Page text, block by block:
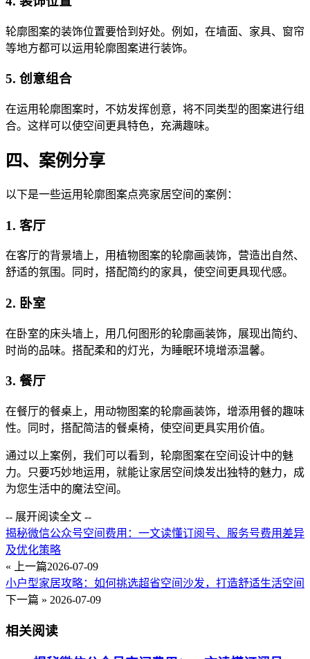
轮廓图案的装饰位置要恰到好处。例如，在墙面、家具、窗帘
等地方都可以运用轮廓图案进行装饰。
5. 创意组合
在运用轮廓图案时，不妨发挥创意，将不同类型的图案进行组
合。这样可以使空间更具特色，充满趣味。
四、案例分享
以下是一些运用轮廓图案点亮家居空间的案例：
1. 客厅
在客厅的背景墙上，用植物图案的轮廓画装饰，营造出自然、
舒适的氛围。同时，搭配简约的家具，使空间更具现代感。
2. 卧室
在卧室的床头墙上，用几何图形的轮廓画装饰，展现出简约、
时尚的品味。搭配柔和的灯光，为睡眠环境增添温馨。
3. 餐厅
在餐厅的餐桌上，用动物图案的轮廓画装饰，增添用餐的趣味
性。同时，搭配简洁的餐桌椅，使空间更具实用价值。
通过以上案例，我们可以看到，轮廓图案在空间设计中的魅
力。只要巧妙地运用，就能让家居空间焕发出独特的魅力，成
为您生活中的魔法空间。
-- 展开阅读全文 --
揭秘微信公众号空间费用：一文读懂订阅号、服务号费用差异
及优化策略
« 上一篇2026-07-09
小户型家居攻略：如何挑选超省空间沙发，打造舒适生活空间
下一篇 » 2026-07-09
相关阅读